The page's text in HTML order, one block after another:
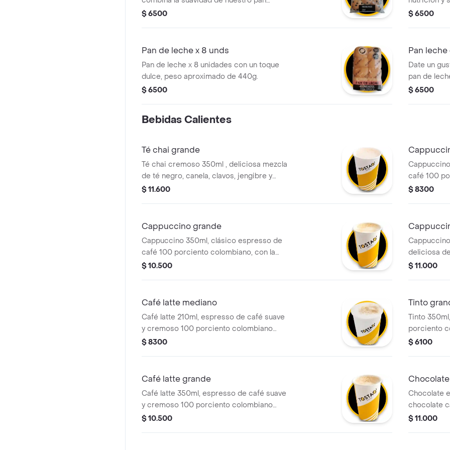
tradicional con el toque dulce y natural de
chocolate o para un snack rápido a
$ 6500
ofrece una
ligera. el
para
$ 6500
Pan de leche x 8 unds
Pan de leche x 8 unidades con un toque
dulce, peso aproximado de 440g.
$ 6500
Pan
Date un
pan de
chispas de
tostao.
$ 6500
Bebidas Calientes
Té chai grande
Té chai cremoso 350ml , deliciosa mezcla
de té negro, canela, clavos, jengibre y
leche deslactosada .
$ 11.600
café 100
proporción
$ 8300
Cappuccino grande
Cappuccino 350ml, clásico espresso de
café 100 porciento colombiano, con la
proporción perfecta de leche vaporizada
$ 10.500
deliciosa
placentera
$ 11.000
Café latte mediano
Café latte 210ml, espresso de café suave
y cremoso 100 porciento colombiano
con la cantidad justa de leche vaporizada
$ 8300
Tinto
Tinto
porciento
$ 6100
Café latte grande
Café latte 350ml, espresso de café suave
y cremoso 100 porciento colombiano
con la cantidad justa de leche vaporizada
$ 10.500
Chocolate
chocolate
textura
$ 11.000